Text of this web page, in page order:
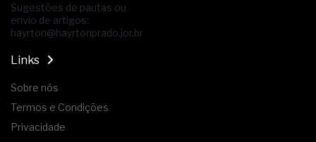
Sugestões de pautas ou
envio de artigos:
hayrton@hayrtonprado.jor.br
Links
Sobre nós
Termos e Condições
Privacidade